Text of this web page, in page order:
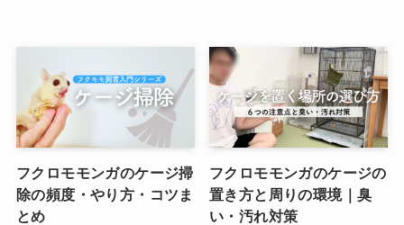
フクロモモンガのケージ掃
除の頻度・やり方・コツま
とめ
フクロモモンガのケージの
置き方と周りの環境｜臭
い・汚れ対策